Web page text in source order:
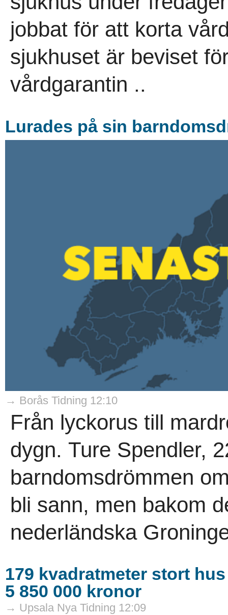
jobbat för att korta
sjukhuset är beviset
vårdgarantin ..
Lurades på sin
→ Borås Tidning 12:10
Från lyckorus till
dygn. Ture Spendler,
barndomsdrömmen
bli sann, men bakom
nederländska
179 kvadratmeter stort
5 850 000 kronor
→ Upsala Nya Tidning 12:09